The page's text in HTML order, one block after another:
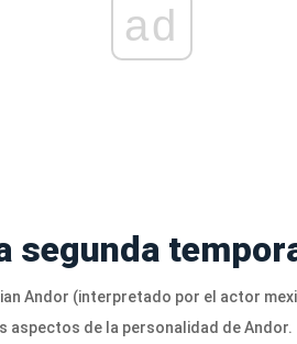
ad
segunda
Andor (interpretado por el actor
aspectos de la personalidad de Andor.